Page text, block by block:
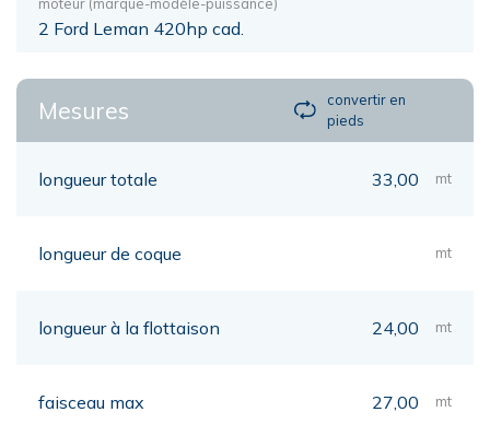
2 Ford Leman 420hp cad.
Mesures
convertir en
pieds
longueur totale 33,00 mt
longueur de coque mt
longueur à la flottaison 24,00 mt
faisceau max 27,00 mt